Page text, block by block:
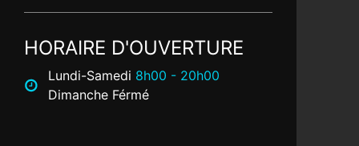
HORAIRE D'OUVERTURE
Lundi-Samedi 8h00 - 20h00
Dimanche Férmé